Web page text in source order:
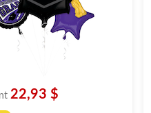
22,93 $